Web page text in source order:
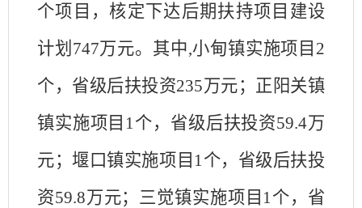
个项目，核定下达后期扶持项目建设
计划 747万元。其中,小甸镇实施项目 2
个，省级后扶投资235万元；正阳关镇
镇实施项目 1个，省级后扶投资59.4万
元；堰口镇实施项目 1个，省级后扶投
资59.8万元；三觉镇实施项目 1个，省